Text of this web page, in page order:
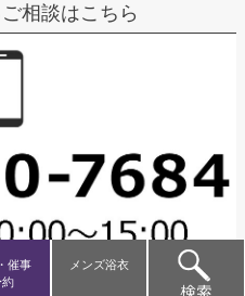
相談はこちら
催事
約
メンズ浴衣